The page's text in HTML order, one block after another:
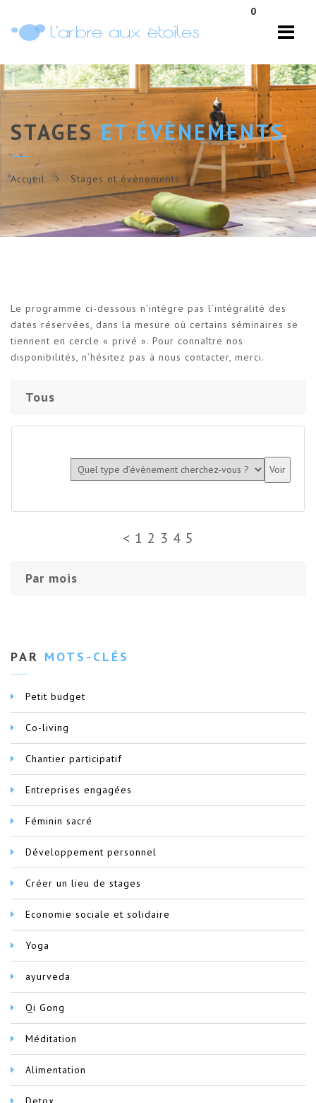
0
STAGES ET ÉVÈNEMENTS
Accueil Stages et évènements
Le programme ci-dessous n’intègre pas l’intégralité des
dates réservées, dans la mesure où certains séminaires se
tiennent en cercle « privé ». Pour connaître nos
disponibilités, n’hésitez pas à nous contacter, merci.
Tous
< 1 2 3 4 5
Par mois
PAR MOTS-CLÉS
Petit budget
Co-living
Chantier participatif
Entreprises engagées
Féminin sacré
Développement personnel
Créer un lieu de stages
Economie sociale et solidaire
Yoga
ayurveda
Qi Gong
Méditation
Alimentation